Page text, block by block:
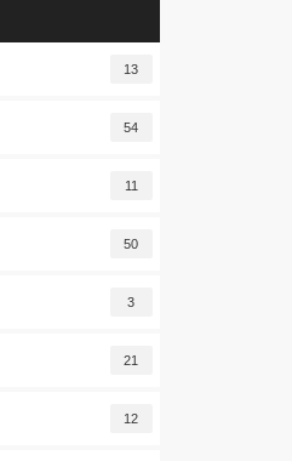
13
54
11
50
3
21
12